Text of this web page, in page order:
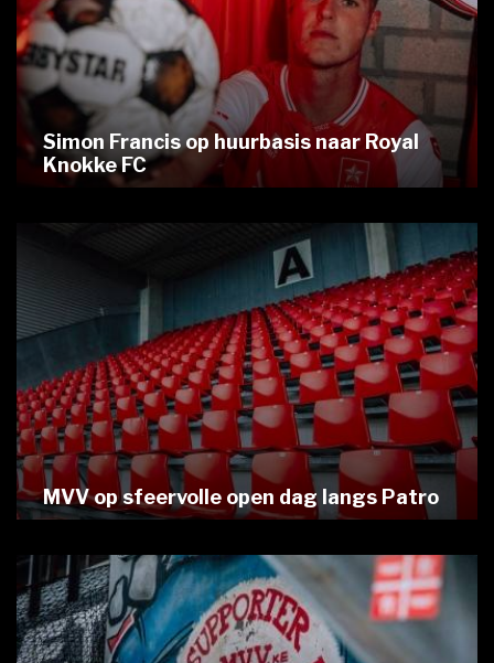
Simon Francis op huurbasis naar Royal
Knokke FC
MVV op sfeervolle open dag langs Patro